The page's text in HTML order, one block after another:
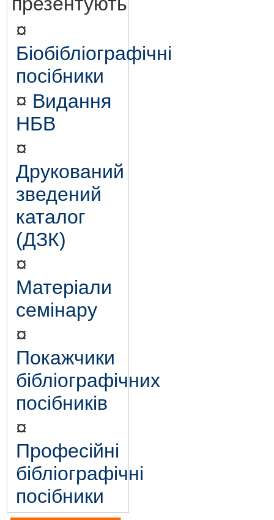
¤
Біобібліографічні
посібники
¤ Видання
НБВ
¤
Друкований
зведений
каталог
(ДЗК)
¤
Матеріали
семінару
¤
Покажчики
бібліографічних
посібників
¤
Професійні
бібліографічні
посібники